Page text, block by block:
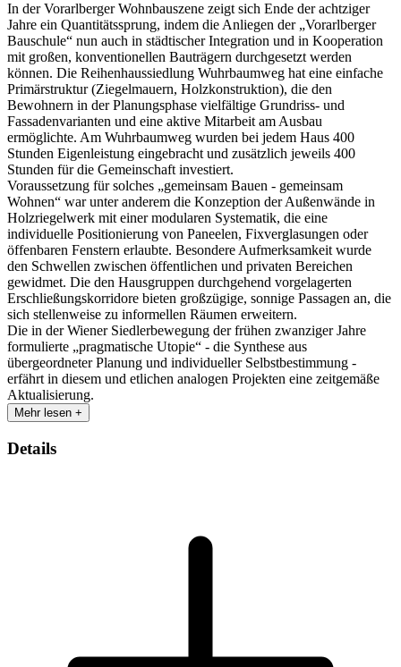
In der Vorarlberger Wohnbauszene zeigt sich Ende der achtziger
Jahre ein Quantitätssprung, indem die Anliegen der „Vorarlberger
Bauschule“ nun auch in städtischer Integration und in Kooperation
mit großen, konventionellen Bauträgern durchgesetzt werden
können. Die Reihenhaussiedlung Wuhrbaumweg hat eine einfache
Primärstruktur (Ziegelmauern, Holzkonstruktion), die den
Bewohnern in der Planungsphase vielfältige Grundriss- und
Fassadenvarianten und eine aktive Mitarbeit am Ausbau
ermöglichte. Am Wuhrbaumweg wurden bei jedem Haus 400
Stunden Eigenleistung eingebracht und zusätzlich jeweils 400
Stunden für die Gemeinschaft investiert.
Voraussetzung für solches „gemeinsam Bauen - gemeinsam
Wohnen“ war unter anderem die Konzeption der Außenwände in
Holzriegelwerk mit einer modularen Systematik, die eine
individuelle Positionierung von Paneelen, Fixverglasungen oder
öffenbaren Fenstern erlaubte. Besondere Aufmerksamkeit wurde
den Schwellen zwischen öffentlichen und privaten Bereichen
gewidmet. Die den Hausgruppen durchgehend vorgelagerten
Erschließungskorridore bieten großzügige, sonnige Passagen an, die
sich stellenweise zu informellen Räumen erweitern.
Die in der Wiener Siedlerbewegung der frühen zwanziger Jahre
formulierte „pragmatische Utopie“ - die Synthese aus
übergeordneter Planung und individueller Selbstbestimmung -
erfährt in diesem und etlichen analogen Projekten eine zeitgemäße
Aktualisierung.
Mehr lesen +
Details